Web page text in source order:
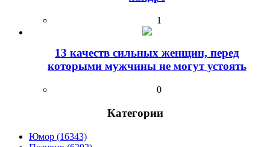
1
13 качеств сильных женщин, перед
которыми мужчины не могут устоять
0
Категории
Юмор (16343)